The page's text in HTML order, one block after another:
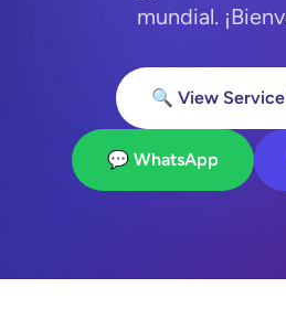
mundial.
🔍 View
💬 WhatsApp